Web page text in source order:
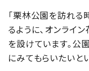
「栗林公園を訪れ
るように、オンライ
を設けています。公
にみてもらいたいと